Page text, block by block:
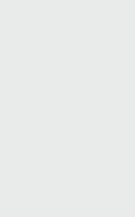
chi'n chwilio